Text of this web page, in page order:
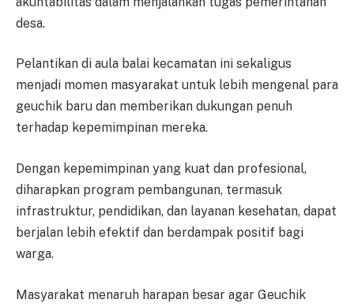
desa.
Pelantikan di aula balai kecamatan ini sekaligus
menjadi momen masyarakat untuk lebih mengenal para
geuchik baru dan memberikan dukungan penuh
terhadap kepemimpinan mereka.
Dengan kepemimpinan yang kuat dan profesional,
diharapkan program pembangunan, termasuk
infrastruktur, pendidikan, dan layanan kesehatan, dapat
berjalan lebih efektif dan berdampak positif bagi
warga.
Masyarakat menaruh harapan besar agar Geuchik